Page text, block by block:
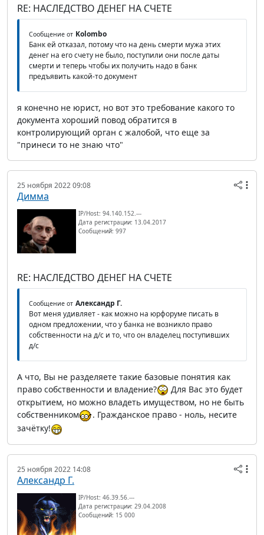
RE: НАСЛЕДСТВО ДЕНЕГ НА СЧЕТЕ
Сообщение от Kolombo
Банк ей отказал, потому что на день смерти мужа этих
денег на его счету не было, поступили они после даты
смерти и теперь чтобы их получить надо в банк
предъявить какой-то документ
я конечно не юрист, но вот это требование какого то
документа хороший повод обратится в
контролирующий орган с жалобой, что еще за
"принеси то не знаю что"
25 ноября 2022 09:08
Димма
IP/Host: 94.140.152.---
Дата регистрации: 13.04.2017
Сообщений: 997
RE: НАСЛЕДСТВО ДЕНЕГ НА СЧЕТЕ
Сообщение от Александр Г.
Вот меня удивляет - как можно на юрфоруме писать в
одном предложении, что у банка не возникло право
собственности на д/с и то, что он владелец поступивших
д/с
А что, Вы не разделяете такие базовые понятия как
право собственности и владение?
Для Вас это будет
открытием, но можно владеть имуществом, но не быть
собственником
. Гражданское право - ноль, несите
зачётку!
25 ноября 2022 14:08
Александр Г.
IP/Host: 46.39.56.---
Дата регистрации: 29.04.2008
Сообщений: 15 000